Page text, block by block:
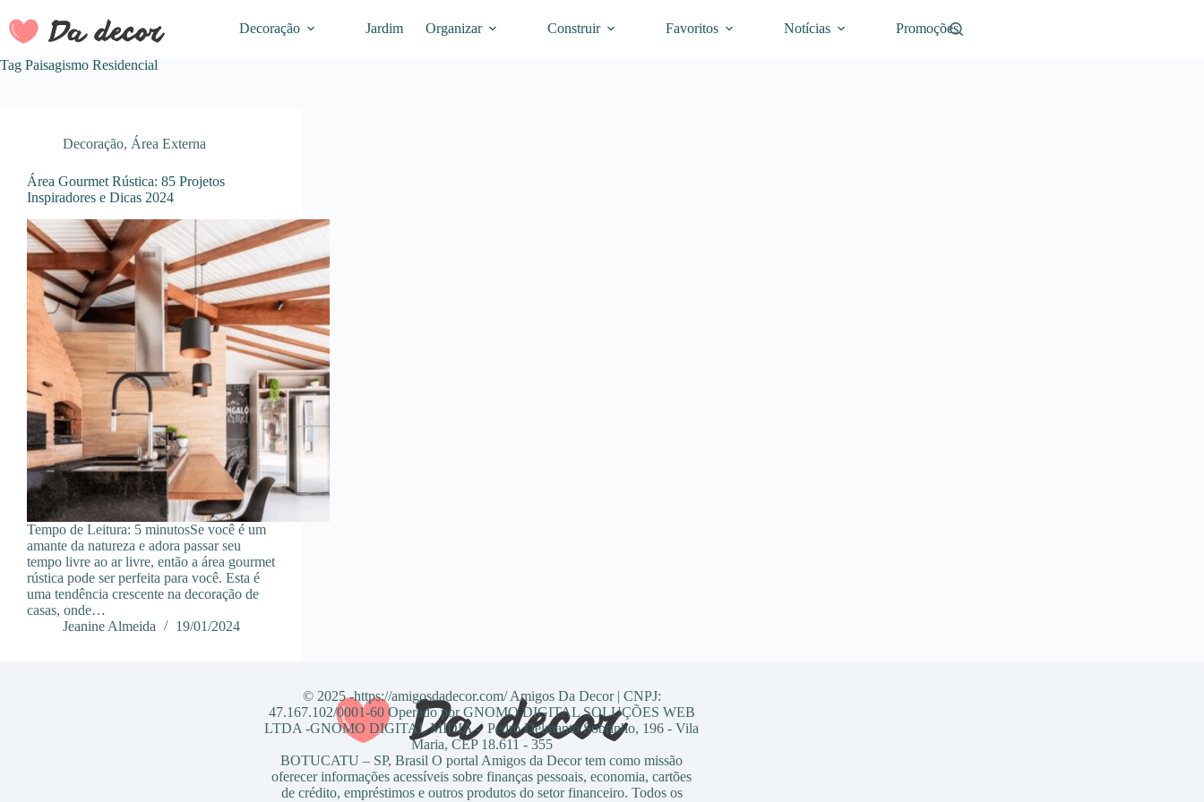
para
Decoração Jardim Organizar Construir Favoritos Notícias Promoções
Tag Paisagismo Residencial
Decoração, Área Externa
Área Gourmet Rústica: 85 Projetos
Inspiradores e Dicas 2024
Tempo de Leitura: 5 minutosSe você é um
amante da natureza e adora passar seu
tempo livre ao ar livre, então a área gourmet
rústica pode ser perfeita para você. Esta é
uma tendência crescente na decoração de
casas, onde…
Jeanine Almeida
19/01/2024
© 2025 -https://amigosdadecor.com/ Amigos Da Decor | CNPJ:
47.167.102/0001-60 Operado por GNOMO DIGITAL SOLUÇÕES WEB
LTDA -GNOMO DIGITAL MIDIA - Pedro Delmanto Sobrinho, 196 - Vila
Maria, CEP 18.611 - 355
BOTUCATU – SP, Brasil O portal Amigos da Decor tem como missão
oferecer informações acessíveis sobre finanças pessoais, economia, cartões
de crédito, empréstimos e outros produtos do setor financeiro. Todos os